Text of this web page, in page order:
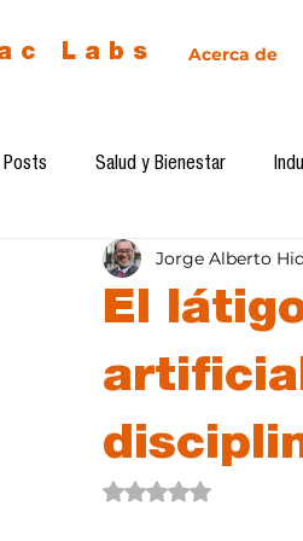
Labs Acerca de
Posts Salud y Bienestar
Egresados Inteligencia
Ética de la
Software del mes Cursos
El
Jorge Alberto
Obtuvo NaN de 5